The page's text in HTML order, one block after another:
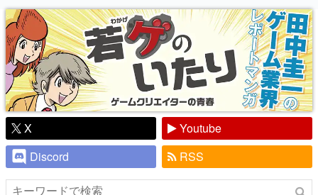
り】
X
Youtube
Discord
RSS